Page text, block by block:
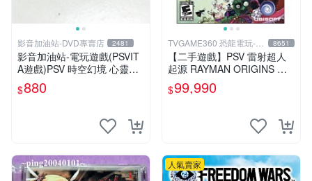
影音加油站-DVD專賣店 2481
影音加油站-電玩遊戲(PSVIT
A遊戲)PSV 時空幻境 心靈傳
奇 R 日版/直購價880元/下標
就賣
$880
TVGAME360 恐龍電玩-台
中店
8651
【二手遊戲】PSV 雷射超人
起源 RAYMAN ORIGINS 英
文版【台中恐龍電玩】
$99,990
人氣賣家